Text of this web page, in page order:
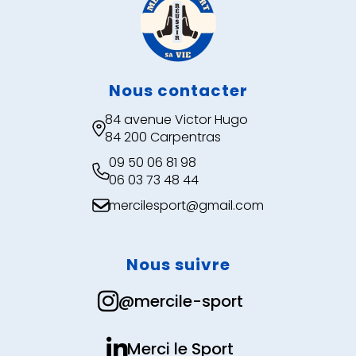
Nous contacter
84 avenue Victor Hugo
84 200 Carpentras
09 50 06 81 98
06 03 73 48 44
mercilesport@gmail.com
Nous suivre
@mercile-sport
Merci le Sport